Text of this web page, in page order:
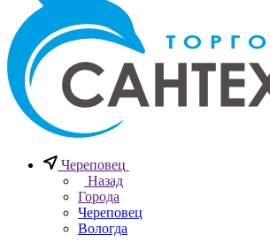
Череповец
Назад
Города
Череповец
Вологда